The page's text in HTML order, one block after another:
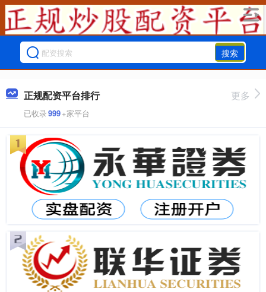
搜索
正规配资平台排行
已收录999+家平台
更多